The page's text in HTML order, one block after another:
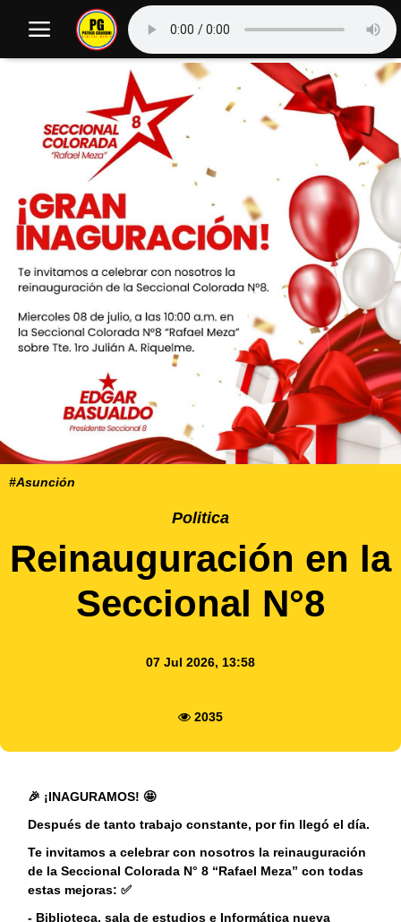
#Asunción
Politica
Reinauguración en la
Seccional N°8
07 Jul 2026, 13:58
2035
🎉 ¡INAGURAMOS! 🤩
Después de tanto trabajo constante, por fin llegó el día.
Te invitamos a celebrar con nosotros la reinauguración
de la Seccional Colorada N° 8 “Rafael Meza” con todas
estas mejoras: ✅
- Biblioteca, sala de estudios e Informática nueva